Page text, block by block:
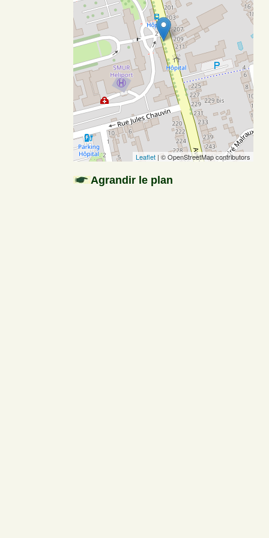
Leaflet | © OpenStreetMap contributors
Agrandir le plan